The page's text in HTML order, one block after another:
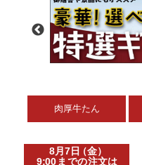
肉厚牛たん